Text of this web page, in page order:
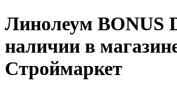
Линолеум BONUS
наличии в
Строймаркет